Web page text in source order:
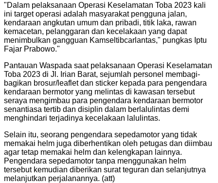
"Dalam pelaksanaan Operasi Keselamatan Toba 2023 kali
ini target operasi adalah masyarakat pengguna jalan,
kendaraan angkutan umum dan pribadi, titik laka, rawan
kemacetan, pelanggaran dan kecelakaan yang dapat
menimbulkan gangguan Kamseltibcarlantas," pungkas Iptu
Fajar Prabowo."
Pantauan Waspada saat pelaksanaan Operasi Keselamatan
Toba 2023 di Jl. Irian Barat, sejumlah personel membagi-
bagikan brosur/leaflet dan sticker kepada para pengendara
kendaraan bermotor yang melintas di kawasan tersebut
seraya mengimbau para pengendara kendaraan bermotor
senantiasa tertib dan disiplin dalam berlalulintas demi
menghindari terjadinya kecelakaan lalulintas.
Selain itu, seorang pengendara sepedamotor yang tidak
memakai helm juga diberhentikan oleh petugas dan diimbau
agar tetap memakai helm dan kelengkapan lainnya.
Pengendara sepedamotor tanpa menggunakan helm
tersebut kemudian diberikan surat teguran dan selanjutnya
melanjutkan perjalanannya. (att)